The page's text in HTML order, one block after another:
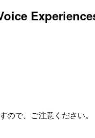
で、ご注意ください。